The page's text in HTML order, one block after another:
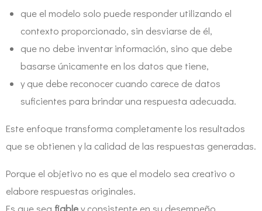
que el modelo solo puede responder utilizando el
contexto proporcionado, sin desviarse de él,
que no debe inventar información, sino que debe
basarse únicamente en los datos que tiene,
y que debe reconocer cuando carece de datos
suficientes para brindar una respuesta adecuada.
Este enfoque transforma completamente los resultados
que se obtienen y la calidad de las respuestas generadas.
Porque el objetivo no es que el modelo sea creativo o
elabore respuestas originales.
Es que sea fiabley consistente en su desempeño.